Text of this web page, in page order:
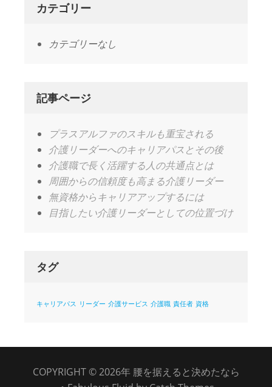
カテゴリー
カテゴリーなし
記事ページ
プラスアルファのスキルも重宝される
介護リーダーへのキャリアパスとその後
介護職で長く活躍する人の共通点とは
周囲からの信頼度も高まる介護リーダー
無資格からキャリアアップするには
目指したい介護リーダーとしての位置づけ
タグ
キャリアパス リーダー 介護サービス 介護職 責任者 資格
COPYRIGHT © 2026年 腰を据えると決めたなら